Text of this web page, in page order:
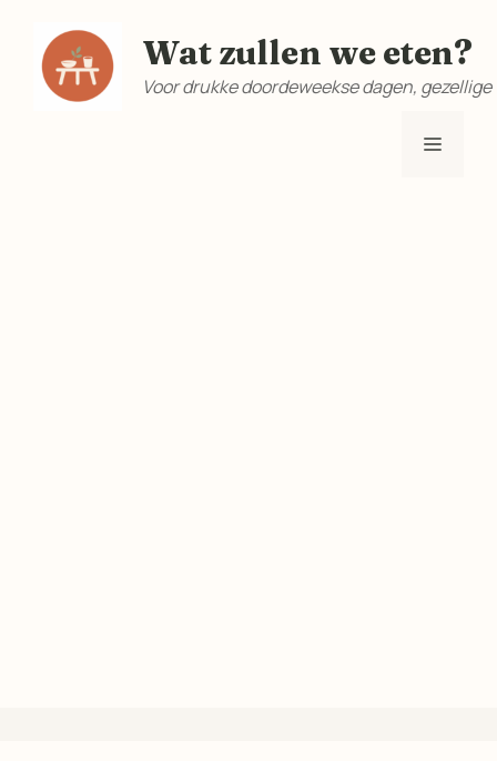
Wat zullen we eten?
Voor drukke doordeweekse dagen,
Menu